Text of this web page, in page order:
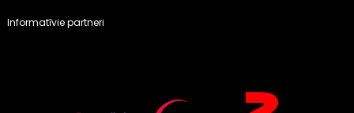
Informatīvie partneri